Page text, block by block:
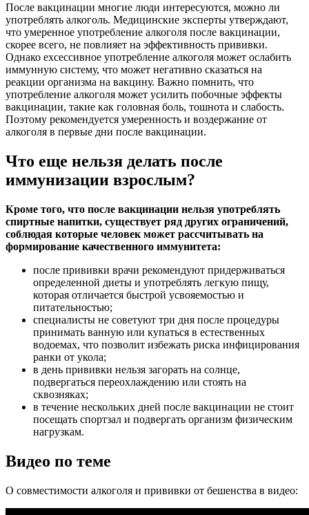
После вакцинации многие люди интересуются, можно ли
употреблять алкоголь. Медицинские эксперты утверждают,
что умеренное употребление алкоголя после вакцинации,
скорее всего, не повлияет на эффективность прививки.
Однако exсессивное употребление алкоголя может ослабить
иммунную систему, что может негативно сказаться на
реакции организма на вакцину. Важно помнить, что
употребление алкоголя может усилить побочные эффекты
вакцинации, такие как головная боль, тошнота и слабость.
Поэтому рекомендуется умеренность и воздержание от
алкоголя в первые дни после вакцинации.
Что еще нельзя делать после
иммунизации взрослым?
Кроме того, что после вакцинации нельзя употреблять
спиртные напитки, существует ряд других ограничений,
соблюдая которые человек может рассчитывать на
формирование качественного иммунитета:
после прививки врачи рекомендуют придерживаться
определенной диеты и употреблять легкую пищу,
которая отличается быстрой усвояемостью и
питательностью;
специалисты не советуют три дня после процедуры
принимать ванную или купаться в естественных
водоемах, что позволит избежать риска инфицирования
ранки от укола;
в день прививки нельзя загорать на солнце,
подвергаться переохлаждению или стоять на
сквозняках;
в течение нескольких дней после вакцинации не стоит
посещать спортзал и подвергать организм физическим
нагрузкам.
Видео по теме
О совместимости алкоголя и прививки от бешенства в видео: